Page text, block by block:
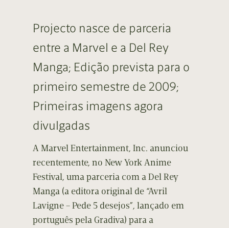
Projecto nasce de parceria
entre a Marvel e a Del Rey
Manga; Edição prevista para o
primeiro semestre de 2009;
Primeiras imagens agora
divulgadas
A Marvel Entertainment, Inc. anunciou
recentemente, no New York Anime
Festival, uma parceria com a Del Rey
Manga (a editora original de “Avril
Lavigne – Pede 5 desejos”, lançado em
português pela Gradiva) para a